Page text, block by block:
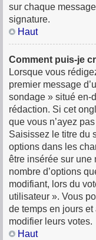
sur chaque
signature.
Haut
Comment puis-je
Lorsque vous
premier message
sondage » situé en-
rédaction. Si cet
que vous n’ayez
Saisissez le titre du
options dans les
être insérée sur une
nombre d’options
modifiant, lors du
utilisateur ». Vous
de temps en jours
modifier leurs votes.
Haut